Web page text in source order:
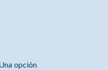
opción